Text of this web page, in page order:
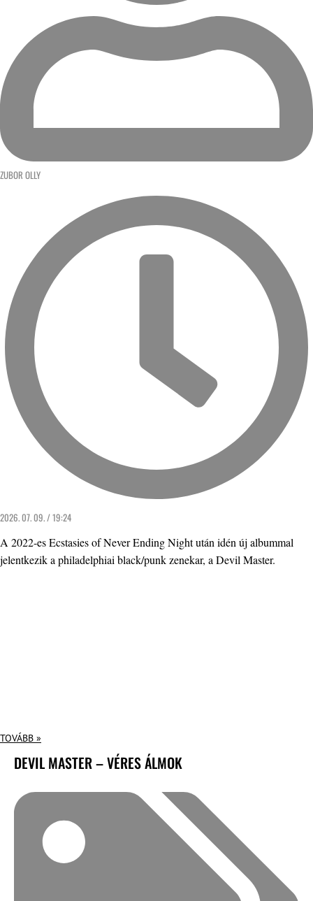
ZUBOR OLLY
2026. 07. 09. / 19:24
A 2022-es Ecstasies of Never Ending Night után idén új albummal
jelentkezik a philadelphiai black/punk zenekar, a Devil Master.
TOVÁBB »
DEVIL MASTER – VÉRES ÁLMOK